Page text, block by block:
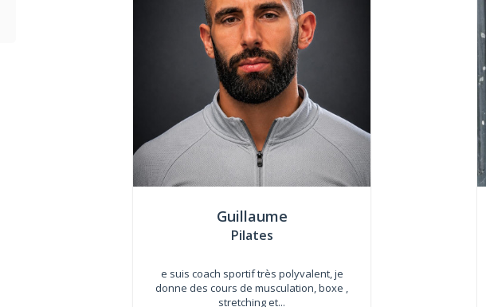
Guillaume
Pilates
e suis coach sportif très polyvalent, je
donne des cours de musculation, boxe ,
stretching et...